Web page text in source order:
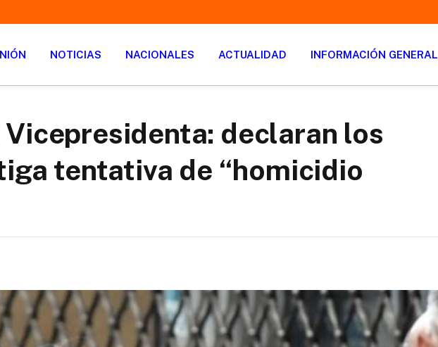
NOTICIAS NACIONALES ACTUALIDAD INFORMACIÓN GENERAL
declaran los
tentativa de “homicidio